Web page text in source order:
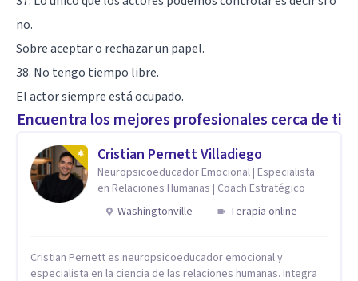
no.
Sobre aceptar o rechazar un papel.
38. No tengo tiempo libre.
El actor siempre está ocupado.
Encuentra los mejores profesionales cerca de ti
Cristian Pernett Villadiego
Neuropsicoeducador Emocional | Especialista
en Relaciones Humanas | Coach Estratégico
Washingtonville
Terapia online
Cristian Pernett es neuropsicoeducador emocional y
especialista en la ciencia de las relaciones humanas. Integra